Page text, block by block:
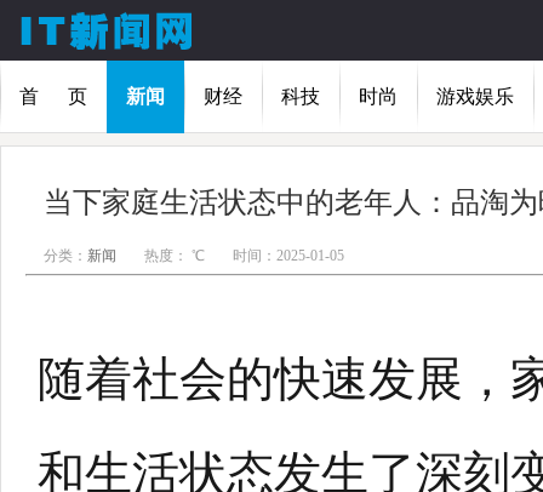
首 页 新闻 财经 科技 时尚 游戏娱乐
分类： 新闻 热度： ℃ 时间：2025-01-05
随着社会的快速发展，
和生活状态发生了深刻